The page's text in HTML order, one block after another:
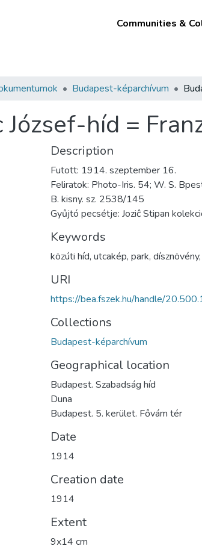
Communities &
Budapest-képarchívum
híd =
Description
Futott: 1914. szeptember 16.
Feliratok: Photo-Iris. 54; W. S.
B. kisny. sz. 2538/145
Gyűjtó pecsétje: Joziĉ Stipan
Keywords
közúti híd, utcakép, park, dísznövény,
URI
https://bea.fszek.hu/handle/
Collections
Budapest-képarchívum
Geographical location
Budapest. Szabadság híd
Duna
Budapest. 5. kerület. Fővám tér
Date
1914
Creation date
1914
Extent
9x14 cm